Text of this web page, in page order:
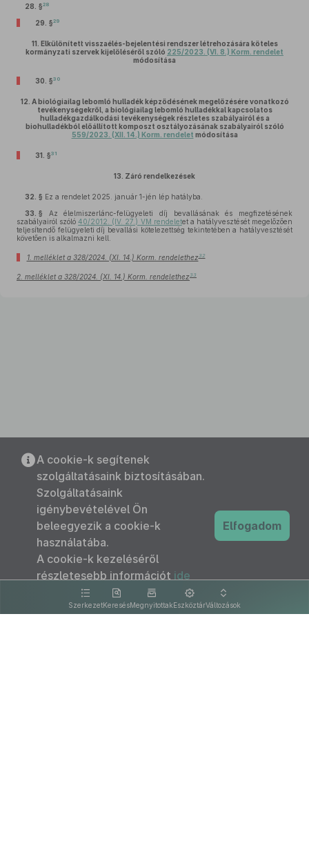
28. §28
29. §29
11. Elkülönített visszaélés-bejelentési rendszer létrehozására köteles
kormányzati szervek kijelöléséről szóló 225/2023. (VI. 8.) Korm. rendelet
módosítása
30. §30
12. A biológiailag lebomló hulladék képződésének megelőzésére vonatkozó
tevékenységekről, a biológiailag lebomló hulladékkal kapcsolatos
hulladékgazdálkodási tevékenységek részletes szabályairól és a
biohulladékból előállított komposzt osztályozásának szabályairól szóló
559/2023. (XII. 14.) Korm. rendelet módosítása
31. §31
13. Záró rendelkezések
32. § Ez a rendelet 2025. január 1-jén lép hatályba.
33. § Az élelmiszerlánc-felügyeleti díj bevallásának és megfizetésének
szabályairól szóló40/2012. (IV. 27.) VM rendeletet a hatályvesztését megelőzően
teljesítendő felügyeleti díj bevallási kötelezettség tekintetében a hatályvesztését
követően is alkalmazni kell.
1. melléklet a 328/2024. (XI. 14.) Korm. rendelethez32
2. melléklet a 328/2024. (XI. 14.) Korm. rendelethez 33
SzerkezetKeresésMegnyitottakEszköztárVáltozások
A cookie-k segítenek
szolgáltatásaink biztosításában.
Szolgáltatásaink
igénybevételével Ön
beleegyezik a cookie-k
használatába.
A cookie-k kezeléséről
részletesebb információt ide
kattintva olvashat.
Elfogadom